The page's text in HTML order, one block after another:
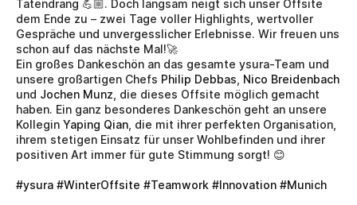
Tatendrang 💪🏼. Doch langsam neigt sich unser Offsite
dem Ende zu – zwei Tage voller Highlights, wertvoller
Gespräche und unvergesslicher Erlebnisse. Wir freuen uns
schon auf das nächste Mal!🚀
Ein großes Dankeschön an das gesamte ysura-Team und
unsere großartigen Chefs Philip Debbas Nico Breidenbach
und Jochen Munz , die dieses Offsite möglich gemacht
haben. Ein ganz besonderes Dankeschön geht an unsere
Kollegin Yaping Qian , die mit ihrer perfekten Organisation,
ihrem stetigen Einsatz für unser Wohlbefinden und ihrer
positiven Art immer für gute Stimmung sorgt! 😊
#ysura #WinterOffsite #Teamwork #Innovation #Munich